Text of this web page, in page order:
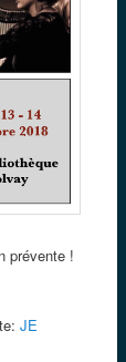
prévente !
JE